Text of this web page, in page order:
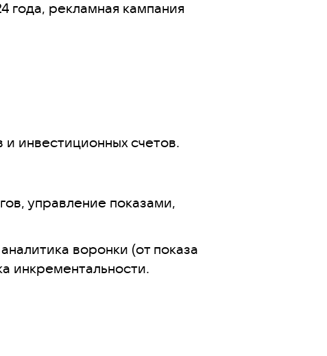
года, рекламная кампания
инвестиционных счетов.
управление показами,
воронки (от показа
инкрементальности.